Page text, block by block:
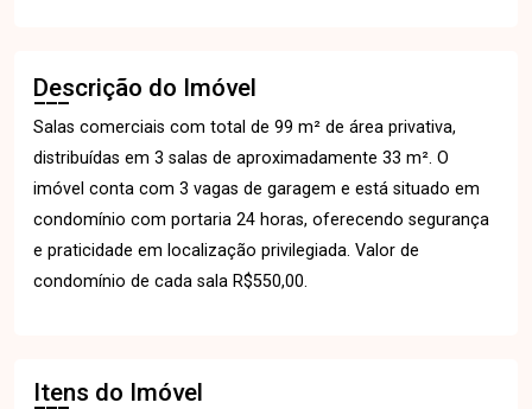
Descrição do Imóvel
Salas comerciais com total de 99 m² de área privativa,
distribuídas em 3 salas de aproximadamente 33 m². O
imóvel conta com 3 vagas de garagem e está situado em
condomínio com portaria 24 horas, oferecendo segurança
e praticidade em localização privilegiada. Valor de
condomínio de cada sala R$550,00.
Itens do Imóvel